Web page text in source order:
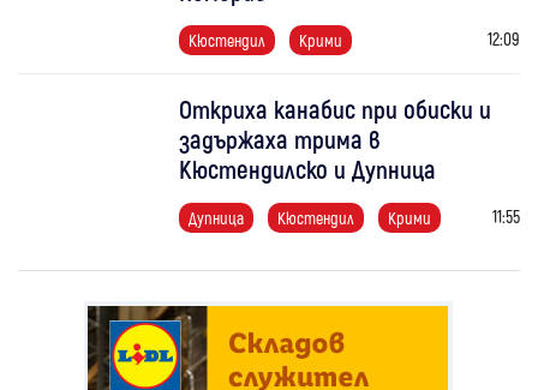
Кюстендил Крими 12:09
Откриха канабис при обиски и
задържаха трима в
Кюстендилско и Дупница
Дупница Кюстендил Крими 11:55